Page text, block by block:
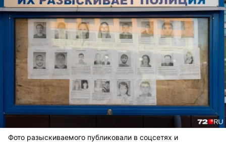
Фото разыскиваемого публиковали в соцсетях и